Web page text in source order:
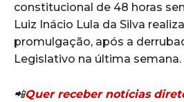
constitucional de 48 horas
Luiz Inácio Lula da Silva
promulgação, após a
Legislativo na última semana.
📲Quer receber notícias